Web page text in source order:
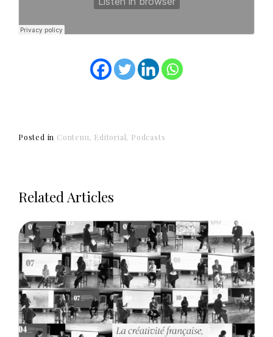
Posted in Contenu Editorial Podcasts
Related Articles